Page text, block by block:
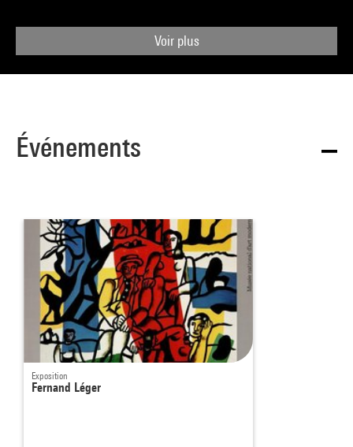
Voir plus
Événements
Exposition
Fernand Léger